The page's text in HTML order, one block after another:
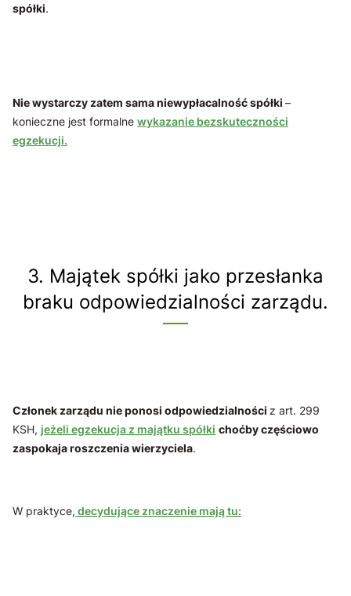
spółki.
Nie wystarczy zatem sama niewypłacalność spółki –
konieczne jest formalne wykazanie bezskuteczności
egzekucji.
3. Majątek spółki jako przesłanka
braku odpowiedzialności zarządu.
Członek zarządu nie ponosi odpowiedzialności z art. 299
KSH, jeżeli egzekucja z majątku spółki choćby częściowo
zaspokaja roszczenia wierzyciela.
W praktyce, decydujące znaczenie mają tu: